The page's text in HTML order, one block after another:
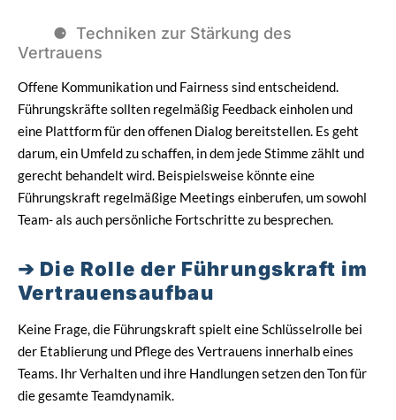
Techniken zur Stärkung des
Vertrauens
Offene Kommunikation und Fairness sind entscheidend.
Führungskräfte sollten regelmäßig Feedback einholen und
eine Plattform für den offenen Dialog bereitstellen. Es geht
darum, ein Umfeld zu schaffen, in dem jede Stimme zählt und
gerecht behandelt wird. Beispielsweise könnte eine
Führungskraft regelmäßige Meetings einberufen, um sowohl
Team- als auch persönliche Fortschritte zu besprechen.
Die Rolle der Führungskraft im
Vertrauensaufbau
Keine Frage, die Führungskraft spielt eine Schlüsselrolle bei
der Etablierung und Pflege des Vertrauens innerhalb eines
Teams. Ihr Verhalten und ihre Handlungen setzen den Ton für
die gesamte Teamdynamik.